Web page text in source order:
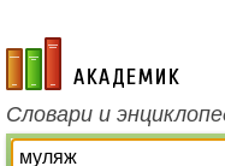
academic.ru
Словари и